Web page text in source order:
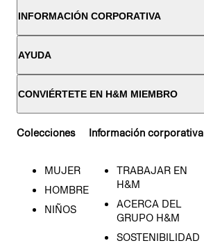
INFORMACIÓN CORPORATIVA
AYUDA
CONVIÉRTETE EN H&M MIEMBRO
Colecciones
MUJER
HOMBRE
NIÑOS
Información corporativa
TRABAJAR EN
H&M
ACERCA DEL
GRUPO H&M
SOSTENIBILIDAD